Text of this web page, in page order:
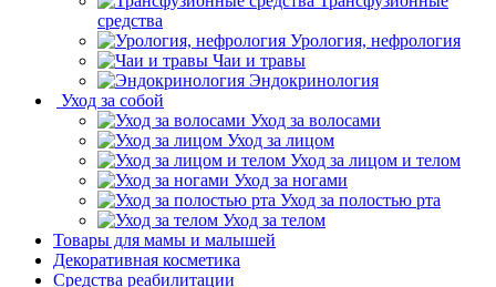
средства
Урология, нефрология
Чаи и травы
Эндокринология
Уход за собой
Уход за волосами
Уход за лицом
Уход за лицом и телом
Уход за ногами
Уход за полостью рта
Уход за телом
Товары для мамы и малышей
Декоративная косметика
Средства реабилитации